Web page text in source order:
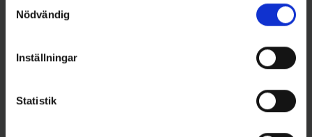
Nödvändig
Inställningar
Statistik
Mieko Smolt 13gr - Rainbow
Mieko Smolt 13gr - Midnight